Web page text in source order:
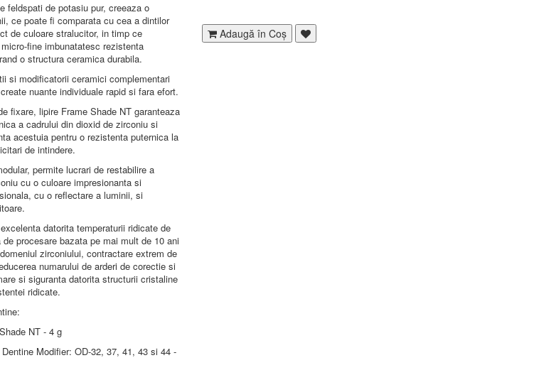
feldspati de potasiu pur, creeaza o
ce poate fi comparata cu cea a dintilor
de culoare stralucitor, in timp ce
fine imbunatatesc rezistenta
o structura ceramica durabila.
si modificatorii ceramici complementari
nuante individuale rapid si fara efort.
fixare, lipire Frame Shade NT garanteaza
a cadrului din dioxid de zirconiu si
acestuia pentru o rezistenta puternica la
de intindere.
permite lucrari de restabilire a
cu o culoare impresionanta si
cu o reflectare a luminii, si
datorita temperaturii ridicate de
de procesare bazata pe mai mult de 10 ani
zirconiului, contractare extrem de
numarului de arderi de corectie si
si siguranta datorita structurii cristaline
ridicate.
NT - 4 g
Modifier: OD-32, 37, 41, 43 si 44 -
Adaugă în Coş